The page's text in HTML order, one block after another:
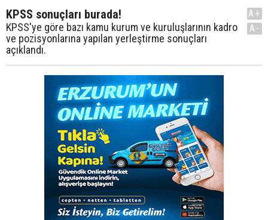
KPSS sonuçları burada!
KPSS'ye göre bazı kamu kurum ve kuruluşlarının kadro
ve pozisyonlarına yapılan yerleştirme sonuçları
açıklandı.
A+
A-